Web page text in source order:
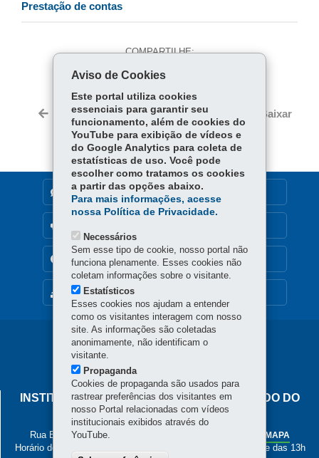
Prestação de contas
COMPARTILHE:
Fa
ce
bo
ok
Tw
itt
er
Ap
p
Voltar Início Imprimir Baixar
MAPA DO SITE
DENUNCIE CORRUPÇÃO
TRANSPARÊNCIA INSTITUCIONAL
Navegação
principal
INSTITUTO DE PESOS E MEDIDAS DO ESTADO DO
PARANÁ
Rua Estados Unidos, 135 - Bacacheri MAPA
Horário de Atendimento: de segunda a sexta, das 8h às 12h e das 13h
Aviso de Cookies
Este portal utiliza cookies
essenciais para garantir seu
funcionamento, além de cookies do
YouTube para exibição de vídeos e
do Google Analytics para coleta de
estatísticas de uso. Você pode
escolher como tratamos os cookies
a partir das opções abaixo.
Para mais informações, acesse
nossa Política de Privacidade.
Necessários
Sem esse tipo de cookie, nosso portal não
funciona plenamente. Esses cookies não
coletam informações sobre o visitante.
Estatísticos
Esses cookies nos ajudam a entender
como os visitantes interagem com nosso
site. As informações são coletadas
anonimamente, não identificam o
visitante.
Propaganda
Cookies de propaganda são usados para
rastrear preferências dos visitantes em
nosso Portal relacionadas com vídeos
institucionais exibidos através do
YouTube.